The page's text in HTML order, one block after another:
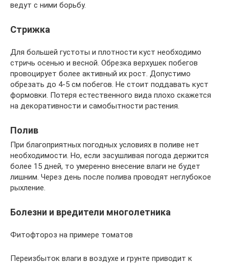
ведут с ними борьбу.
Стрижка
Для большей густоты и плотности куст необходимо
стричь осенью и весной. Обрезка верхушек побегов
провоцирует более активный их рост. Допустимо
обрезать до 4-5 см побегов. Не стоит поддавать куст
формовки. Потеря естественного вида плохо скажется
на декоративности и самобытности растения.
Полив
При благоприятных погодных условиях в поливе нет
необходимости. Но, если засушливая погода держится
более 15 дней, то умеренно внесение влаги не будет
лишним. Через день после полива проводят неглубокое
рыхление.
Болезни и вредители многолетника
Фитофтороз на примере томатов
Переизбыток влаги в воздухе и грунте приводит к